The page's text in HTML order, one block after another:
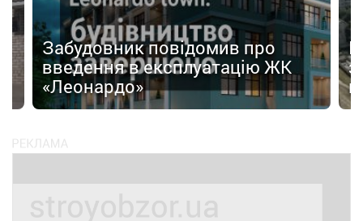
Забудовник повідомив про
введення в експлуатацію ЖК
«Леонардо»